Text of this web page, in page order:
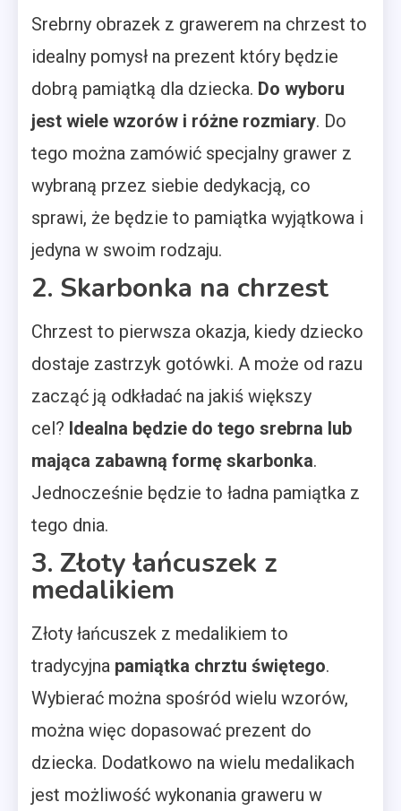
Srebrny obrazek z grawerem na chrzest to
idealny pomysł na prezent który będzie
dobrą pamiątką dla dziecka. Do wyboru
jest wiele wzorów i różne rozmiary. Do
tego można zamówić specjalny grawer z
wybraną przez siebie dedykacją, co
sprawi, że będzie to pamiątka wyjątkowa i
jedyna w swoim rodzaju.
2. Skarbonka na chrzest
Chrzest to pierwsza okazja, kiedy dziecko
dostaje zastrzyk gotówki. A może od razu
zacząć ją odkładać na jakiś większy
cel? Idealna będzie do tego srebrna lub
mająca zabawną formę skarbonka.
Jednocześnie będzie to ładna pamiątka z
tego dnia.
3. Złoty łańcuszek z
medalikiem
Złoty łańcuszek z medalikiem to
tradycyjna pamiątka chrztu świętego.
Wybierać można spośród wielu wzorów,
można więc dopasować prezent do
dziecka. Dodatkowo na wielu medalikach
jest możliwość wykonania graweru w